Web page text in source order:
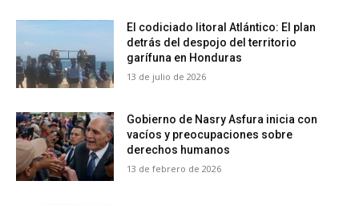
El codiciado litoral Atlántico: El plan
detrás del despojo del territorio
garífuna en Honduras
13 de julio de 2026
Gobierno de Nasry Asfura inicia con
vacíos y preocupaciones sobre
derechos humanos
13 de febrero de 2026